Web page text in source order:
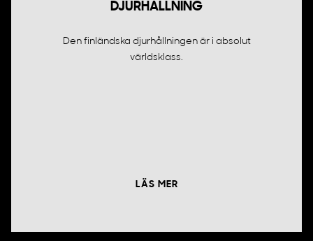
DJURHÅLLNING
Den finländska djurhållningen är i absolut
världsklass.
LÄS MER